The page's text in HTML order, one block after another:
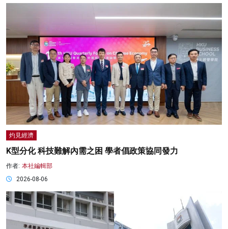
灼見經濟
K型分化 科技難解內需之困 學者倡政策協同發力
作者: 本社編輯部
2026-08-06